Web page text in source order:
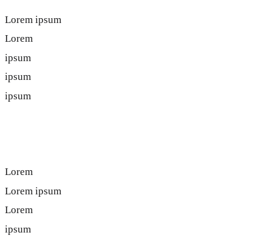
Lorem ipsum
Lorem
ipsum
ipsum
ipsum
Lorem
Lorem ipsum
Lorem
ipsum